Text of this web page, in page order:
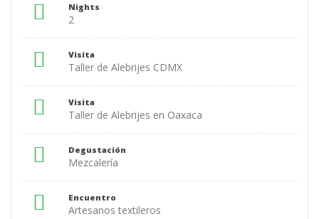
Nights
2
Visita
Taller de Alebrijes CDMX
Visita
Taller de Alebrijes en Oaxaca
Degustación
Mezcalería
Encuentro
Artesanos textileros